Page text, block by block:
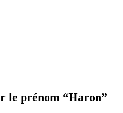
le prénom “Haron”